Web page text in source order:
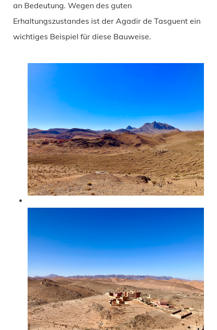
an Bedeutung. Wegen des guten
Erhaltungszustandes ist der Agadir de Tasguent ein
wichtiges Beispiel für diese Bauweise.